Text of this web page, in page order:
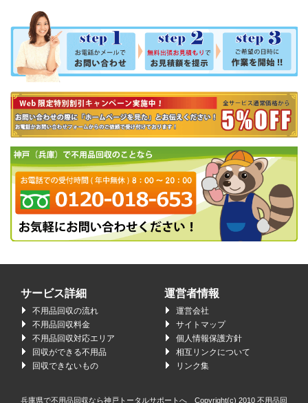
サービス詳細
不用品回収の流れ
不用品回収料金
不用品回収対応エリア
回収ができる不用品
回収できないもの
運営者情報
運営会社
サイトマップ
個人情報保護方針
相互リンクについて
リンク集
兵庫県で不用品回収なら神戸トータルサポートへ Copyright(c) 2010 不用品回